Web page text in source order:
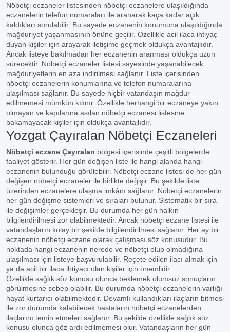
Nöbetçi eczaneler listesinden nöbetçi eczanelere ulaşıldığında
eczanelerin telefon numaraları ile aranarak kaça kadar açık
kaldıkları sorulabilir. Bu sayede eczanenin konumuna ulaşıldığında
mağduriyet yaşanmasının önüne geçilir. Özellikle acil ilaca ihtiyaç
duyan kişiler için arayarak iletişime geçmek oldukça avantajlıdır.
Ancak listeye bakılmadan her eczanenin aranması oldukça uzun
sürecektir. Nöbetçi eczaneler listesi sayesinde yaşanabilecek
mağduriyetlerin en aza indirilmesi sağlanır. Liste içerisinden
nöbetçi eczanelerin konumlarına ve telefon numaralarına
ulaşılması sağlanır. Bu sayede hiçbir vatandaşın mağdur
edilmemesi mümkün kılınır. Özellikle herhangi bir eczaneye yakın
olmayan ve kapılarına asılan nöbetçi eczanesi listesine
bakamayacak kişiler için oldukça avantajlıdır.
Yozgat Çayıralan Nöbetçi Eczaneleri
Nöbetçi eczane Çayıralan bölgesi içerisinde çeşitli bölgelerde
faaliyet gösterir. Her gün değişen liste ile hangi alanda hangi
eczanenin bulunduğu görülebilir. Nöbetçi eczane listesi de her gün
değişen nöbetçi eczaneler ile birlikte değişir. Bu şekilde liste
üzerinden eczanelere ulaşma imkânı sağlanır. Nöbetçi eczanelerin
her gün değişme sistemleri ve sıraları bulunur. Sistematik bir sıra
ile değişimler gerçekleşir. Bu durumda her gün halkın
bilgilendirilmesi zor olabilmektedir. Ancak nöbetçi eczane listesi ile
vatandaşların kolay bir şekilde bilgilendirilmesi sağlanır. Her ay bir
eczanenin nöbetçi eczane olarak çalışması söz konusudur. Bu
noktada hangi eczanenin nerede ve nöbetçi olup olmadığına
ulaşılması için listeye başvurulabilir. Reçete edilen ilacı almak için
ya da acil bir ilaca ihtiyacı olan kişiler için önemlidir.
Özellikle sağlık söz konusu olunca beklemek olumsuz sonuçların
görülmesine sebep olabilir. Bu durumda nöbetçi eczanelerin varlığı
hayat kurtarıcı olabilmektedir. Devamlı kullandıkları ilaçların bitmesi
ile zor durumda kalabilecek hastaların nöbetçi eczanelerden
ilaçlarını temin etmeleri sağlanır. Bu şekilde özellikle sağlık söz
konusu olunca göz ardı edilmemesi olur. Vatandaşların her gün